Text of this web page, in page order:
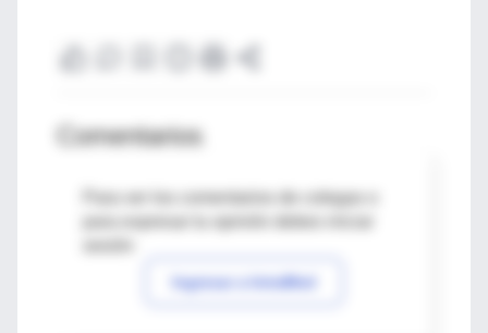
Comentarios
Para ver los comentarios de colegas o
Ingresar a IntraMed